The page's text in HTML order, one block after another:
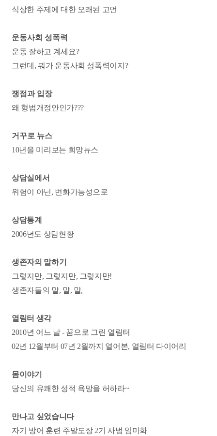
식상한 주제에 대한 오래된 고언
운동사회 성폭력
운동 잘하고 계세요?
그런데, 뭐가 운동사회 성폭력이지?
쟁점과 입장
왜 형법개정안인가???
거꾸로 뉴스
10년을 미리보는 희망뉴스
상담실에서
위험이 아닌, 변화가능성으로
상담통계
2006년도 상담현황
생존자의 말하기
그렇지만, 그렇지만, 그렇지만!
생존자들의 말, 말, 말,
열림터 생각
2010년 어느 날 - 꿈으로 그린 열림터
02년 12월부터 07년 2월까지 열어본, 열림터 다이어리
몸이야기
당신의 유쾌한 성적 욕망을 허하라~
만나고 싶었습니다
자기 방어 훈련 주말도장 2기 사범 임미화